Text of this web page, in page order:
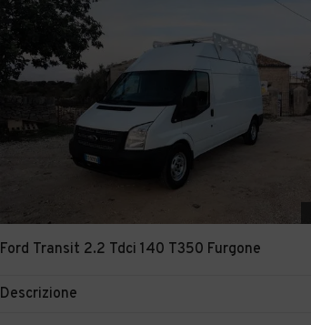
Ford Transit 2.2 Tdci 140 T350 Furgone
Descrizione